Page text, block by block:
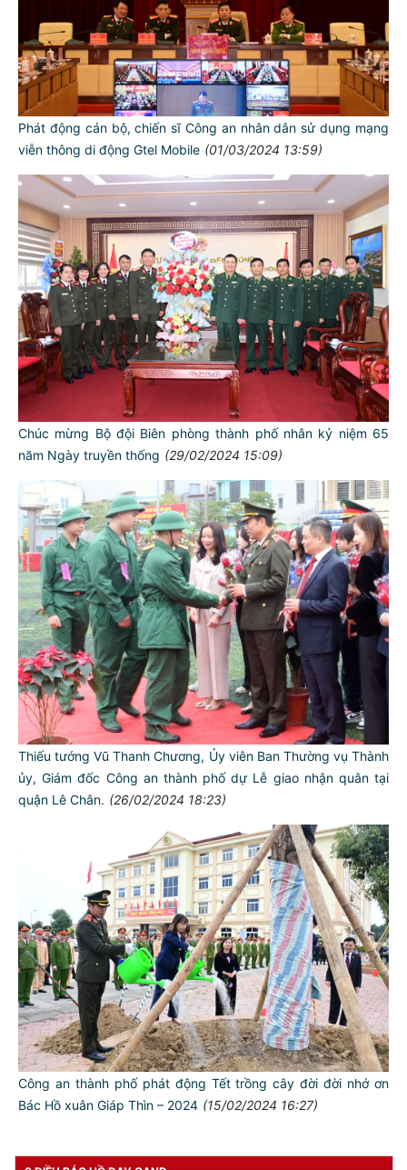
Phát động cán bộ, chiến sĩ Công an nhân dân sử dụng mạng
viễn thông di động Gtel Mobile (01/03/2024 13:59)
Chúc mừng Bộ đội Biên phòng thành phố nhân kỷ niệm 65
năm Ngày truyền thống (29/02/2024 15:09)
Thiếu tướng Vũ Thanh Chương, Ủy viên Ban Thường vụ Thành
ủy, Giám đốc Công an thành phố dự Lễ giao nhận quân tại
quận Lê Chân. (26/02/2024 18:23)
Công an thành phố phát động Tết trồng cây đời đời nhớ ơn
Bác Hồ xuân Giáp Thìn – 2024 (15/02/2024 16:27)
TƯ CÁCH
NGƯỜI CÔNG AN CÁCH MỆNH LÀ:
Đối với tự mình, phải
CẦN, KIỆM, LIÊM, CHÍNH
Đối với đồng sự, phải
THÂN ÁI GIÚP ĐỠ
Đối với chính phủ, phải
TUYỆT ĐỐI TRUNG THÀNH